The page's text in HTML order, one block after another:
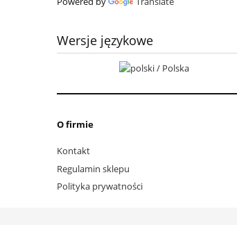
Wersje językowe
O firmie
Kontakt
Regulamin sklepu
Polityka prywatności